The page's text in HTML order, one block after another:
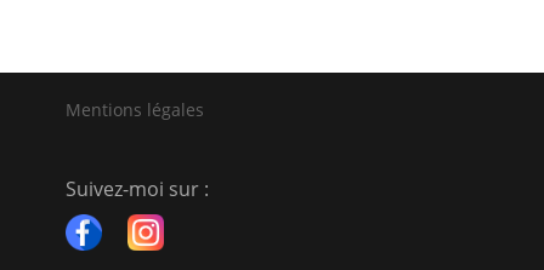
Mentions légales
Suivez-moi sur :